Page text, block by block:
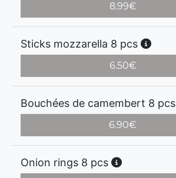
8.99€
Sticks mozzarella 8 pcs
6.50€
Bouchées de camembert 8 pcs
6.90€
Onion rings 8 pcs